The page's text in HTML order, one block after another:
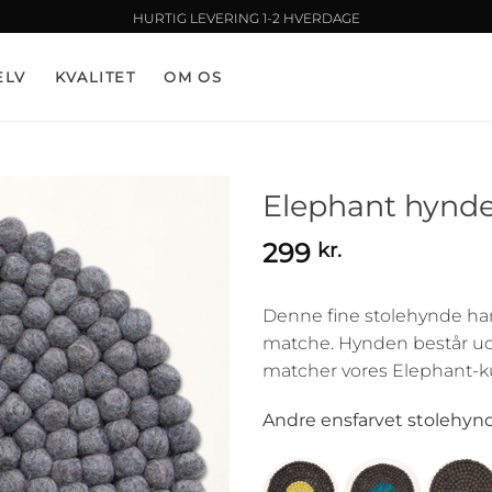
HURTIG LEVERING 1-2 HVERDAGE
KVALITET OM OS
Elephant
299 kr.
Denne fine stolehynde
matche. Hynden består
matcher vores Elephant-
Andre ensfarvet